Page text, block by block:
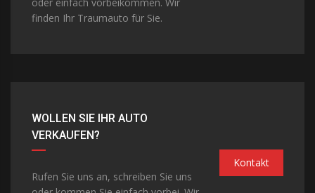
finden Ihr Traumauto für Sie.
WOLLEN SIE IHR AUTO
VERKAUFEN?
Rufen Sie uns an, schreiben Sie uns
Kontakt